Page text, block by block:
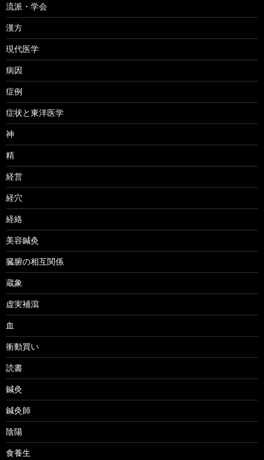
流派・学会
漢方
現代医学
病因
症例
症状と東洋医学
神
精
経営
経穴
経絡
美容鍼灸
臓腑の相互関係
蔵象
虚実補瀉
血
衝動買い
読書
鍼灸
鍼灸師
陰陽
食養生